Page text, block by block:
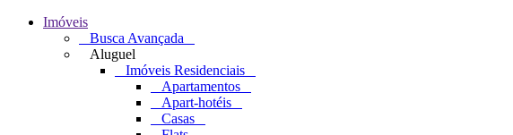
Imóveis
Busca Avançada
Aluguel
Imóveis Residenciais
Apartamentos
Apart-hotéis
Casas